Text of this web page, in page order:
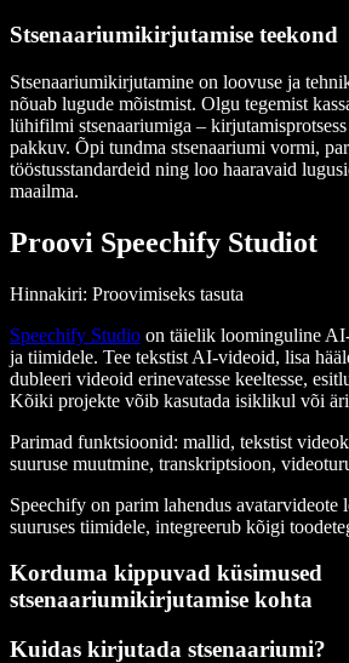
Stsenaariumikirjutamise teekond
Stsenaariumikirjutamine on loovuse ja
nõuab lugude mõistmist. Olgu tegemist
lühifilmi stsenaariumiga –
pakkuv. Õpi tundma stsenaariumi vormi,
tööstusstandardeid ning loo haaravaid
maailma.
Proovi Speechify Studiot
Hinnakiri: Proovimiseks tasuta
Speechify Studio on täielik loominguline
ja tiimidele. Tee tekstist AI-videoid, lisa
dubleeri videoid erinevatesse keeltesse,
Kõiki projekte võib kasutada isiklikul või
Parimad funktsioonid: mallid, tekstist
suuruse muutmine, transkriptsioon,
Speechify on parim lahendus avatarvideote
suuruses tiimidele, integreerub kõigi
Korduma kippuvad küsimused
stsenaariumikirjutamise kohta
Kuidas kirjutada stsenaariumi?